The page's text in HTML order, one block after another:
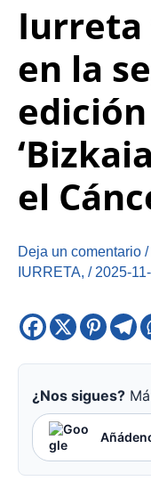
Iurreta
en la
el
Deja un comentario /
IURRETA, / 2025-
¿Nos sigues?